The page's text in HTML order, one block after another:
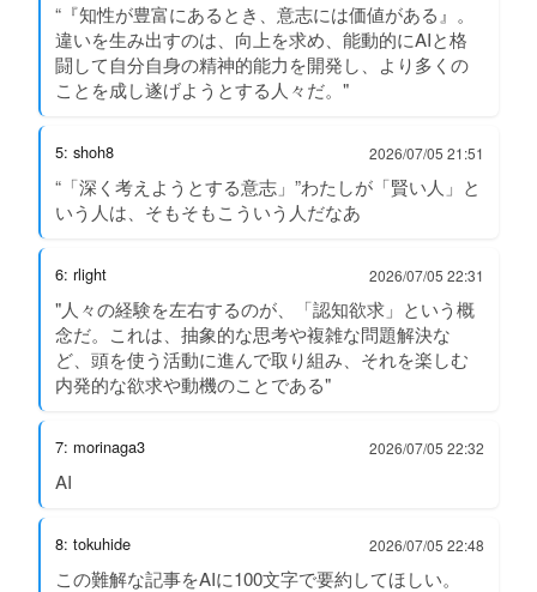
“『知性が豊富にあるとき、意志には価値がある』。
違いを生み出すのは、向上を求め、能動的にAIと格
闘して自分自身の精神的能力を開発し、より多くの
ことを成し遂げようとする人々だ。"
5: shoh8 2026/07/05 21:51
“「深く考えようとする意志」”わたしが「賢い人」と
いう人は、そもそもこういう人だなあ
6: rlight 2026/07/05 22:31
"人々の経験を左右するのが、「認知欲求」という概
念だ。これは、抽象的な思考や複雑な問題解決な
ど、頭を使う活動に進んで取り組み、それを楽しむ
内発的な欲求や動機のことである"
7: morinaga3 2026/07/05 22:32
AI
8: tokuhide 2026/07/05 22:48
この難解な記事をAIに100文字で要約してほしい。